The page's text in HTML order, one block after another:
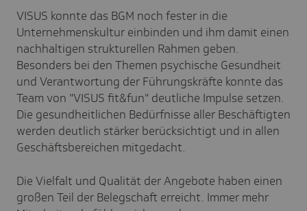
VISUS konnte das BGM noch fester in die
Unternehmenskultur einbinden und ihm damit einen
nachhaltigen strukturellen Rahmen geben.
Besonders bei den Themen psychische Gesundheit
und Verantwortung der Führungskräfte konnte das
Team von "VISUS fit&fun" deutliche Impulse setzen.
Die gesundheitlichen Bedürfnisse aller Beschäftigten
werden deutlich stärker berücksichtigt und in allen
Geschäftsbereichen mitgedacht.
Die Vielfalt und Qualität der Angebote haben einen
großen Teil der Belegschaft erreicht. Immer mehr